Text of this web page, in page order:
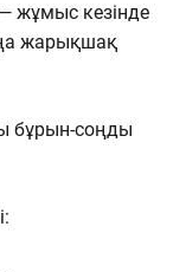
жұмыс кезінде
жарықшақ
бұрын-соңды